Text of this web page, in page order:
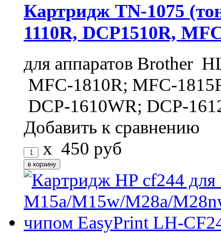
Картридж TN-1075
1110R, DCP1510R,
для аппаратов Brother
MFC-1810R; MFC-
DCP-1610WR; DCP-
Добавить к сравнению
x 450 руб